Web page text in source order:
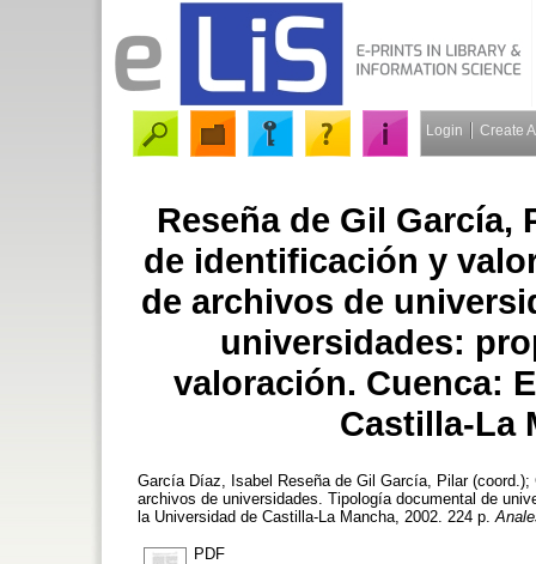
Login Create
Reseña de Gil
de identificación y
de archivos de
universidades:
valoración. Cuenca:
Castilla-La
García Díaz, Isabel Reseña de Gil García, Pilar
archivos de universidades. Tipología documental de
la Universidad de Castilla-La Mancha, 2002. 224 p.
PDF